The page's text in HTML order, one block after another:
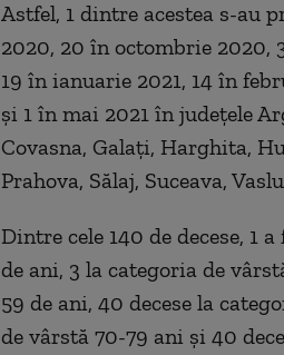
Astfel, 1 dintre acestea s-au
2020, 20 în octombrie 2020,
19 în ianuarie 2021, 14 în
și 1 în mai 2021 în județele
Covasna, Galați, Harghita,
Prahova, Sălaj, Suceava,
Dintre cele 140 de decese, 1
de ani, 3 la categoria de
59 de ani, 40 decese la
de vârstă 70-79 ani și 40